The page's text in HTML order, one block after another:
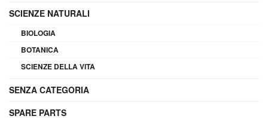
SCIENZE NATURALI
BIOLOGIA
BOTANICA
SCIENZE DELLA VITA
SENZA CATEGORIA
SPARE PARTS